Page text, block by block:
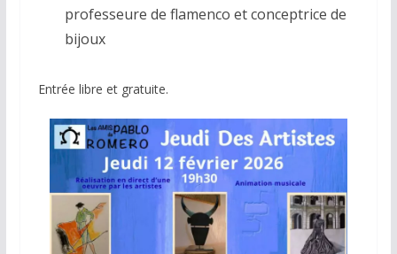
professeure de flamenco et conceptrice de
bijoux
Entrée libre et gratuite.